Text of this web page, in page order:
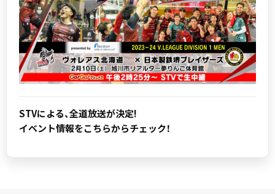
STVによる、全道放送が決定!
イベント情報をこちらからチェック！